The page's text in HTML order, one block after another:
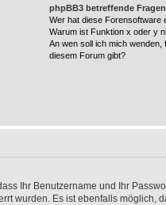
phpBB3 betreffende Fragen
Wer hat diese Forensoftware
Warum ist Funktion x oder y
An wen soll ich mich
diesem Forum gibt?
Ihr Benutzername und Ihr
wurden. Es ist ebenfalls möglich,